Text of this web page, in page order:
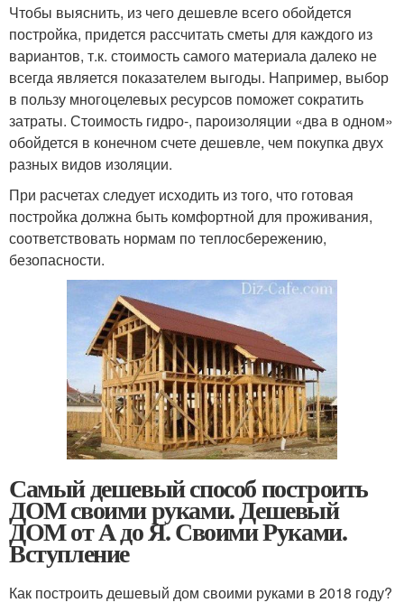
Чтобы выяснить, из чего дешевле всего обойдется
постройка, придется рассчитать сметы для каждого из
вариантов, т.к. стоимость самого материала далеко не
всегда является показателем выгоды. Например, выбор
в пользу многоцелевых ресурсов поможет сократить
затраты. Стоимость гидро-, пароизоляции «два в одном»
обойдется в конечном счете дешевле, чем покупка двух
разных видов изоляции.
При расчетах следует исходить из того, что готовая
постройка должна быть комфортной для проживания,
соответствовать нормам по теплосбережению,
безопасности.
Самый дешевый способ построить
ДОМ своими руками. Дешевый
ДОМ от А до Я. Своими Руками.
Вступление
Как построить дешевый дом своими руками в 2018 году?